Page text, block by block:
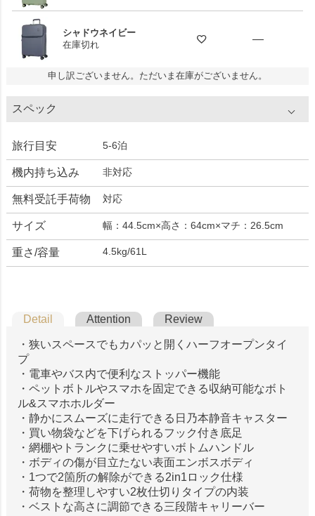
シャドウネイビー
在庫切れ
—
申し訳ございません。ただいま在庫がございません。
スペック
旅行目安 5-6泊
機内持ち込み 非対応
無料受託手荷物 対応
サイズ 幅：44.5cm×高さ：64cm×マチ：26.5cm
重さ/容量 4.5kg/61L
Detail Attention Review
・狭いスペースでもカパッと開くハーフオープンタイ
プ
・電車やバス内で便利なストッパー機能
・ペットボトルやスマホを固定できる収納可能なボト
ル&スマホホルダー
・静かにスムーズに走行できる日乃本静音キャスター
・買い物袋などを下げられるフック付き底足
・網棚やトランクに乗せやすいボトムハンドル
・ボディの傷が目立たない表面エンボスボディ
・1つで2箇所の解除ができる2in1ロック仕様
・荷物を整理しやすい2枚仕切りタイプの内装
・ベストな高さに調節できる三段階キャリーバー